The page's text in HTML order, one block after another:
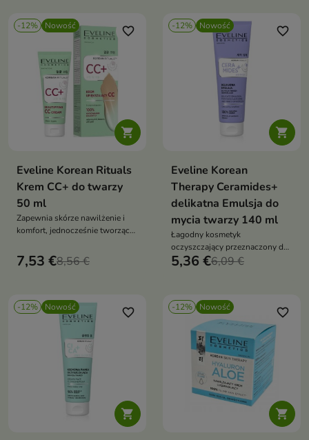
-12% Nowość

favorite_border
Eveline Korean Rituals
Krem CC+ do twarzy
50 ml
Zapewnia skórze nawilżenie i
komfort, jednocześnie tworząc
7,53 €8,56 €
-12% Nowość

favorite_border
Eveline Korean
Therapy Ceramides+
delikatna Emulsja do
mycia twarzy 140 ml
Łagodny kosmetyk
oczyszczający przeznaczony do
codziennej pielęgnacji skóry
5,36 €6,09 €
-12% Nowość

favorite_border -12% Nowość

favorite_border